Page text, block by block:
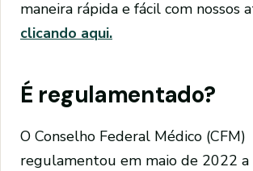
maneira rápida e fácil com nossos
clicando aqui.
É regulamentado?
O Conselho Federal Médico (CFM)
regulamentou em maio de 2022